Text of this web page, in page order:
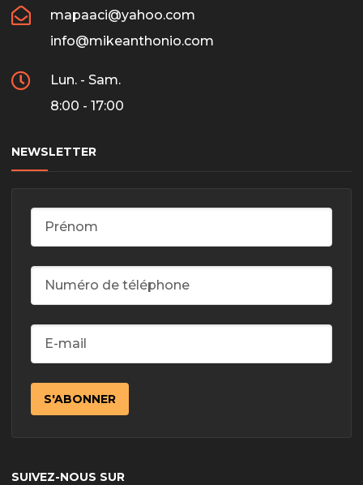
mapaaci@yahoo.com
info@mikeanthonio.com
Lun. - Sam.
8:00 - 17:00
NEWSLETTER
SUIVEZ-NOUS SUR